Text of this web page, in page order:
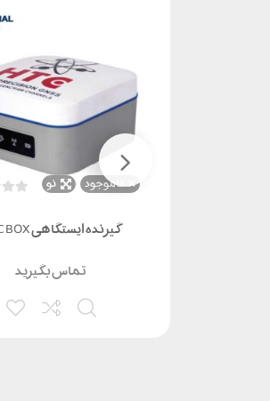
ناموجود نو
گیرنده ایستگاهی HTC BOX
تماس بگیرید